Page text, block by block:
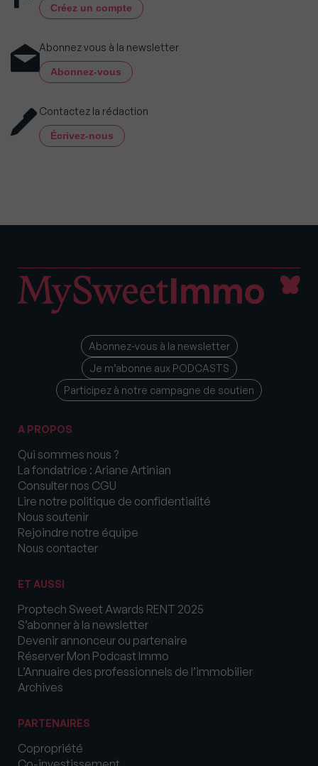
Créez un compte
Abonnez vous à la newsletter
Abonnez-vous
Contactez la rédaction
Écrivez-nous
Abonnez-vous à la newsletter
Je m’abonne aux PODCASTS
Participez à notre campagne de soutien
A PROPOS
Qui sommes nous ?
La fondatrice : Ariane Artinian
Consulter nos CGU
Lire notre politique de confidentialité
Nous soutenir
Rejoindre notre équipe
Nous contacter
ET AUSSI
Proptech Sweet Awards RENT 2025
S’abonner à la newsletter
Devenir annonceur ou partenaire
Réserver Mon Podcast Immo
L’Annuaire des professionnels de l’immobilier
Archives
PARTENAIRES
Copropriété